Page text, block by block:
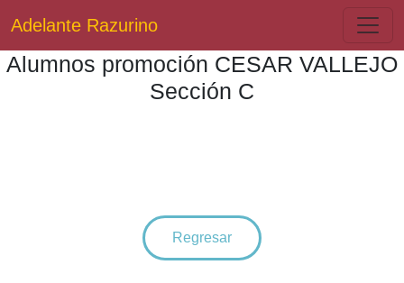
Adelante Razurino
Alumnos promoción CESAR VALLEJO
Sección C
Regresar